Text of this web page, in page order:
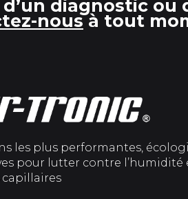
diagnostic ou
nousà tout
les plus performantes,
pour lutter contre l’humidité